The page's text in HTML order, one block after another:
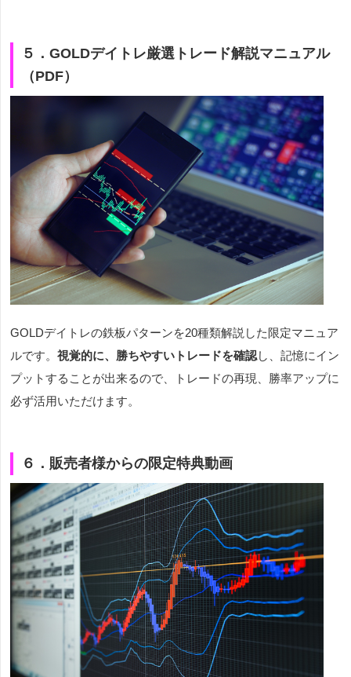
５．GOLDデイトレ厳選トレード解説マニュアル
（PDF）
GOLDデイトレの鉄板パターンを20種類解説した限定マニュア
ルです。 視覚的に、勝ちやすいトレードを確認し、記憶にイン
プットすることが出来るので、トレードの再現、勝率アップに
必ず活用いただけます。
６．販売者様からの限定特典動画